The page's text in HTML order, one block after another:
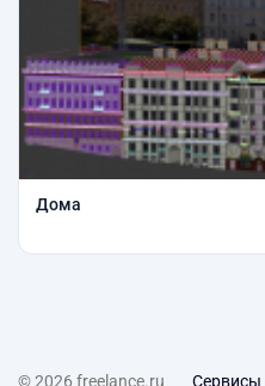
Дома
© 2026 freelance.ru Сервисы